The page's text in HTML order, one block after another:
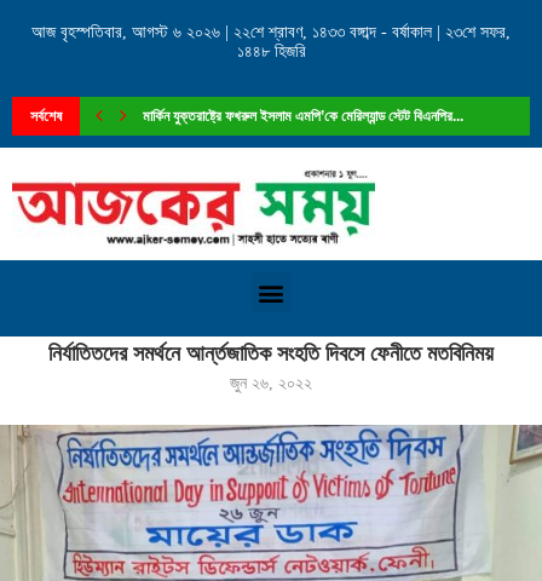
আজ বৃহস্পতিবার, আগস্ট ৬ ২০২৬ | ২২শে শ্রাবণ, ১৪৩৩ বঙ্গাব্দ - বর্ষাকাল | ২৩শে সফর,
১৪৪৮ হিজরি
সর্বশেষ মার্কিন যুক্তরাষ্ট্রে ফখরুল ইসলাম এমপি’কে মেরিল্যান্ড স্টেট বিএনপির...
নির্যাতিতদের সমর্থনে আর্ন্তজাতিক সংহতি দিবসে ফেনীতে মতবিনিময়
নির্যাতিতদের সমর্থনে আর্ন্তজাতিক সংহতি দিবসে ফেনীতে মতবিনিময়
জুন ২৬, ২০২২